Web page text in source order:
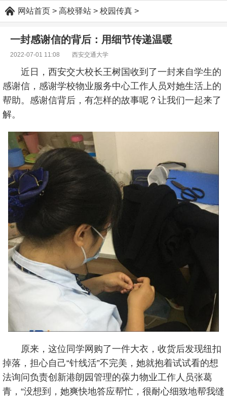
网站首页 > 高校驿站 > 校园传真 >
一封感谢信的背后：用细节传递温暖
2022-07-01 11:08 西安交通大学
近日，西安交大校长王树国收到了一封来自学生的
感谢信，感谢学校物业服务中心工作人员对她生活上的
帮助。感谢信背后，有怎样的故事呢？让我们一起来了
解。
原来，这位同学网购了一件大衣，收货后发现纽扣
掉落，担心自己“针线活”不完美，她就抱着试试看的想
法询问负责创新港朗园管理的葆力物业工作人员张葛
青，“没想到，她爽快地答应帮忙，很耐心细致地帮我缝